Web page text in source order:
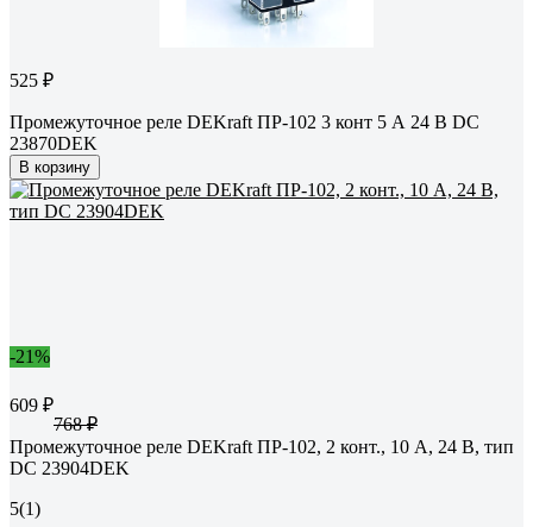
525 ₽
Промежуточное реле DEKraft ПР-102 3 конт 5 А 24 В DC
23870DEK
В корзину
-21%
609 ₽
768 ₽
Промежуточное реле DEKraft ПР-102, 2 конт., 10 А, 24 В, тип
DC 23904DEK
5(1)